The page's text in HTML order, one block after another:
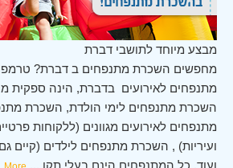
מבצע מיוחד לתושבי דברת
מחפשים השכרת מתנפחים ב דברת?
מתנפחים לאירועים בדברת, הינה ספקית
השכרת מתנפחים לימי הולדת, השכרת
מתנפחים לאירועים מגוונים (ללקוחות
ועיריות) , השכרת מתנפחים לילדים (קיים
ועוד. כל המתנפחים הינם בעלי תקן ...